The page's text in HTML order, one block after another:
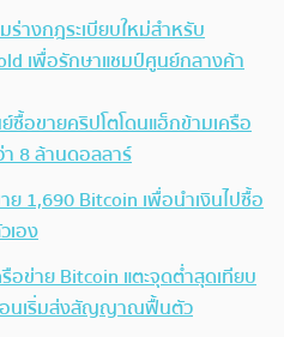
ร่างกฎระเบียบใหม่สำหรับ
เพื่อรักษาแชมป์ศูนย์กลางค้า
ซื้อขายคริปโตโดนแฮ็กข้ามเครือ
8 ล้านดอลลาร์
ย 1,690 Bitcoin เพื่อนำเงินไปซื้อ
อง
อข่าย Bitcoin แตะจุดต่ำสุดเทียบ
อนเริ่มส่งสัญญาณฟื้นตัว